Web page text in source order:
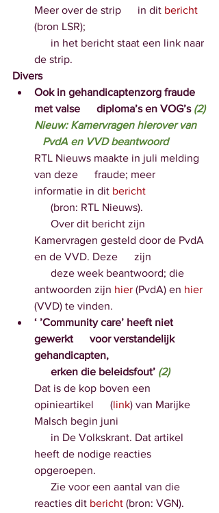
Meer over de strip      in dit bericht
(bron LSR);
de strip.
Divers
Ook in gehandicaptenzorg fraude
met valse      diploma’s en VOG’s (2)
Nieuw: Kamervragen hierover van
   PvdA en VVD beantwoord
RTL Nieuws maakte in juli melding
van deze      fraude; meer
informatie in dit bericht
      (bron: RTL Nieuws).
Kamervragen gesteld door de PvdA
en de VVD. Deze      zijn
antwoorden zijn hier (PvdA) en hier
(VVD) te vinden.
‘ ’Community care’ heeft niet
gewerkt      voor verstandelijk
gehandicapten,
      erken die beleidsfout’
(2)
Dat is de kop boven een
opinieartikel      (link) van Marijke
Malsch begin juni
heeft de nodige reacties
opgeroepen.
reacties dit bericht (bron: VGN).